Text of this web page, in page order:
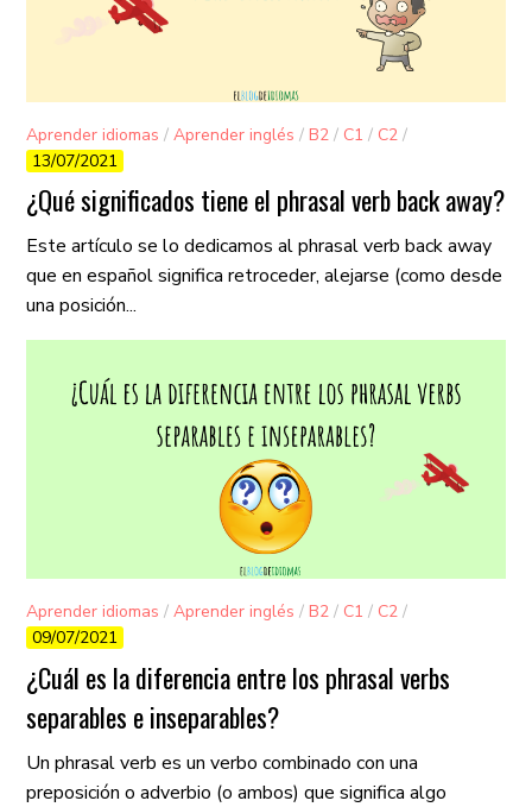
Aprender idiomas /Aprender inglés /B2 / C1 / C2 /
Gramática/
13/07/2021
¿Qué significados tiene el phrasal verb back away?
Este artículo se lo dedicamos al phrasal verb back away
que en español significa retroceder, alejarse (como desde
una posición...
Aprender idiomas /Aprender inglés /B2 / C1 / C2 /
Gramática
09/07/2021
¿Cuál es la diferencia entre los phrasal verbs
separables e inseparables?
Un phrasal verb es un verbo combinado con una
preposición o adverbio (o ambos) que significa algo